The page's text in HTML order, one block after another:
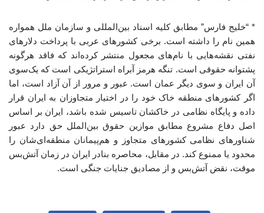
* “خلیج فارس” مطابق کلیه اسناد بین‌المللی و سازمان ملل همواره
همین نام را داشته است. برخی کشورهای عربی با پرداخت دلارهای
نفتی نقشه‌هایی با نام‌های مجعول منتشر کرده‌اند که فاقد هرگونه
پشتوانه حقوقی است. تنگه هرمز آبراه استراتژیکی است که یک‌سوی
آن ایران و سوی دیگر عمان است. عبور و مرور از آن آزاد است، اما
اگر کشورهای منطقه خاک خود را در اختیار متجاوزان به ایران قرار
داده و پایگاه نظامی در خاکشان تاسیس شده باشد، ایران بر اساس
اصل دفاع مشروع مطابق موازین حقوق بین‌الملل حق دارد عبور
شناورهای نظامی کشورهای متجاوز و هم‌پیمانان منطقه‌ای‌شان را
محدود یا ممنوع کند. در مقابل، محاصره بنادر ایران در زمان آتش‌بس
موقت، نقض آتش‌بس و از مصادیق جنایات جنگی است.